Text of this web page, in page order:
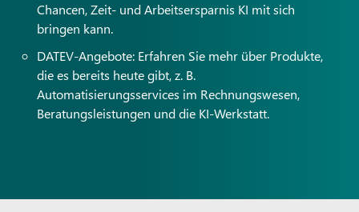
Chancen, Zeit- und Arbeitsersparnis KI mit sich
bringen kann.
DATEV-Angebote: Erfahren Sie mehr über Produkte,
die es bereits heute gibt, z. B.
Automatisierungsservices im Rechnungswesen,
Beratungsleistungen und die KI-Werkstatt.